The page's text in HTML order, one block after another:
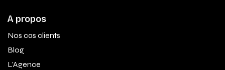
A propos
Nos cas clients
Blog
L'Agence